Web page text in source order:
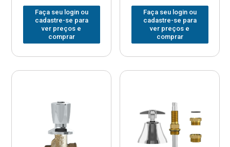
Faça seu login ou
cadastre-se para
ver preços e
comprar
Faça seu login ou
cadastre-se para
ver preços e
comprar